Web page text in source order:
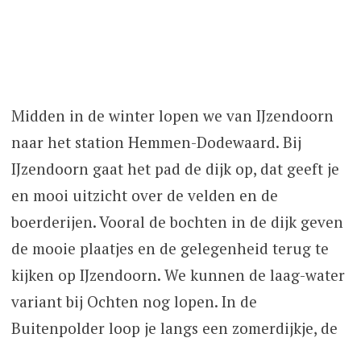
Midden in de winter lopen we van IJzendoorn
naar het station Hemmen-Dodewaard. Bij
IJzendoorn gaat het pad de dijk op, dat geeft je
en mooi uitzicht over de velden en de
boerderijen. Vooral de bochten in de dijk geven
de mooie plaatjes en de gelegenheid terug te
kijken op IJzendoorn. We kunnen de laag-water
variant bij Ochten nog lopen. In de
Buitenpolder loop je langs een zomerdijkje, de